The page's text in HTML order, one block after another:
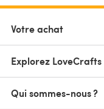
Votre achat
Explorez LoveCrafts
Qui sommes-nous ?